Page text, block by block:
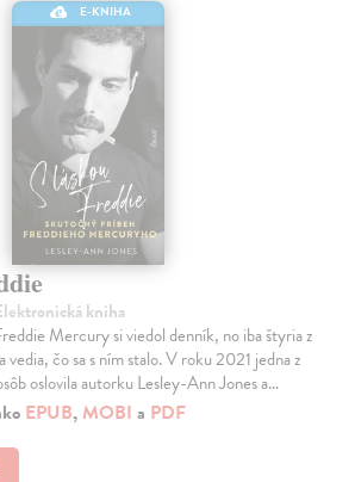
E-KNIHA
kniha
Mercury si viedol denník, no iba štyria z
vedia, čo sa s ním stalo. V roku 2021 jedna z
oslovila autorku Lesley-Ann Jones a…
EPUB, MOBI a PDF